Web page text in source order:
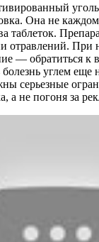
Она не
таблеток.
отравлений. При
— обратиться к
углем еще
серьезные
а не погоня за